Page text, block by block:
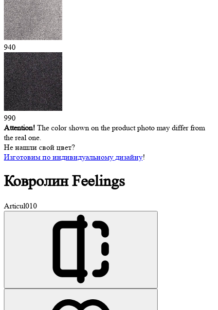
940
990
Attention! The color shown on the product photo may differ from
the real one.
Не нашли свой цвет?
Изготовим по индивидуальному дизайну!
КовролинFeelings
Articul010